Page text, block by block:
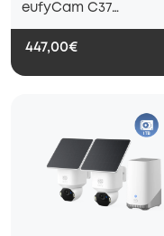
eufyCam C37
447,00€